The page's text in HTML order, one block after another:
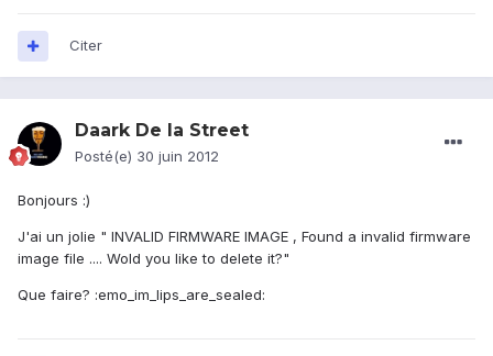
Citer
Daark De la Street
Posté(e) 30 juin 2012
Bonjours :)
J'ai un jolie " INVALID FIRMWARE IMAGE , Found a invalid firmware
image file .... Wold you like to delete it?"
Que faire? :emo_im_lips_are_sealed: